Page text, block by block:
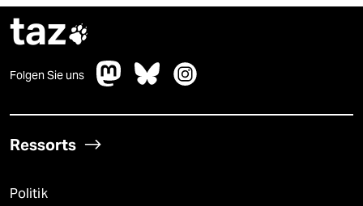
taz
Folgen Sie uns
Ressorts
Politik